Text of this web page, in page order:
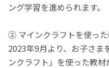
ング学習を進められます。
② マインクラフトを使った
2023年9月より、お子さま
ンクラフト」を使った教材